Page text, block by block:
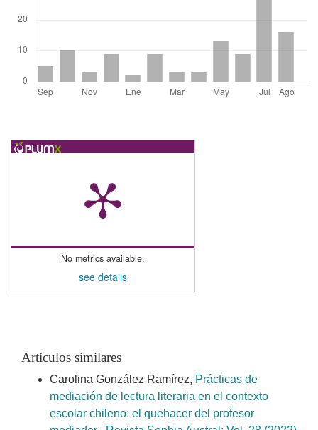
No metrics available.
see details
Artículos similares
Carolina González Ramírez, Prácticas de
mediación de lectura literaria en el contexto
escolar chileno: el quehacer del profesor